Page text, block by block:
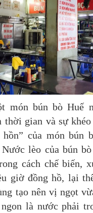
món bún bò Huế
thời gian và sự
hồn” của món bún
lèo của bún
cách chế biến,
giờ đồng hồ, lại
tạo nên vị ngọt
là nước phải